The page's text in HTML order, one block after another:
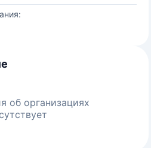
об организациях